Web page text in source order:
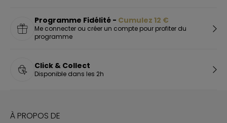
Programme Fidélité - Cumulez 12 €
Me connecter ou créer un compte pour profiter du
programme
Click & Collect
Disponible dans les 2h
À PROPOS DE